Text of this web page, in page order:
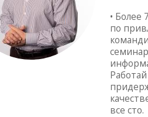
•
по
все сто.